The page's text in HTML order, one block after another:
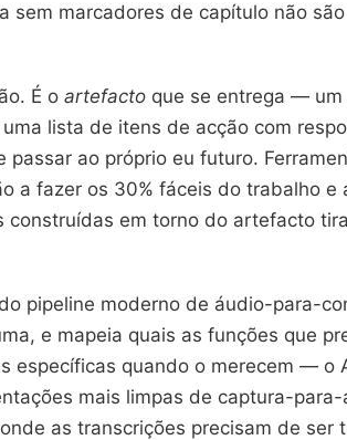
sem marcadores de capítulo não
É o artefacto que se entrega — um
lista de itens de acção com
ao próprio eu futuro.
a fazer os 30% fáceis do trabalho e
construídas em torno do artefacto
pipeline moderno de áudio-para-
e mapeia quais as funções que
específicas quando o merecem — o
mais limpas de captura-
as transcrições precisam de ser